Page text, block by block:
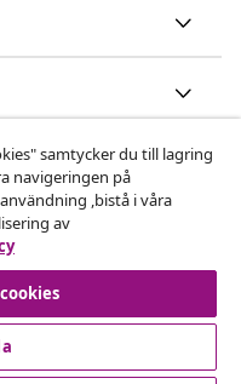
samtycker du till lagring
navigeringen på
,bistå i våra
av